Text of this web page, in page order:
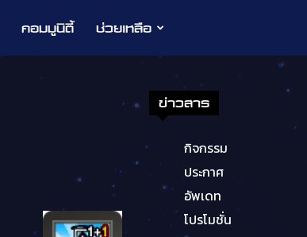
คอมมูนิตี้ ช่วยเหลือ
ข่าวสาร
กิจกรรม
ประกาศ
อัพเดท
โปรโมชั่น